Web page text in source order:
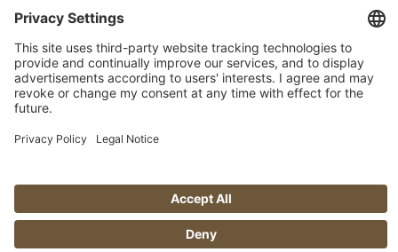
Our commitment
© Manufaktur Jörg Geiger GmbH 2026 |